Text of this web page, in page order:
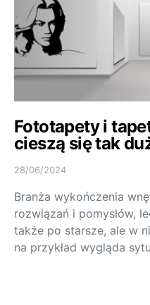
Fototapety i
cieszą się tak
28/06/2024
Branża wykończenia
rozwiązań i pomysłów,
także po starsze, ale w
na przykład wygląda